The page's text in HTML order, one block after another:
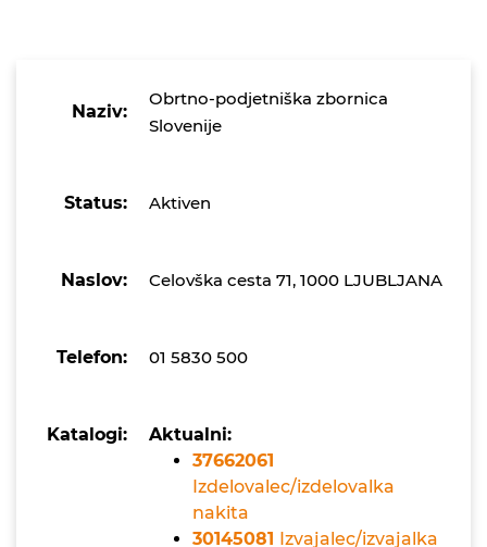
Naziv:
Obrtno-podjetniška zbornica
Slovenije
Status: Aktiven
Naslov: Celovška cesta 71, 1000 LJUBLJANA
Telefon: 01 5830 500
Katalogi:
Aktualni:
37662061
Izdelovalec/izdelovalka
nakita
30145081 Izvajalec/izvajalka